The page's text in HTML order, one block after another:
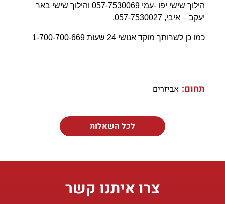
הילוך שישי יפו -עמי 057-7530069 והילוך שישי באר
יעקב – איבי, 057-7530027.
כמו כן לשרותך מוקד אנושי 24 שעות 1-700-700-669
תחום: אביזרים
לכל השאלות
צרו איתנו קשר